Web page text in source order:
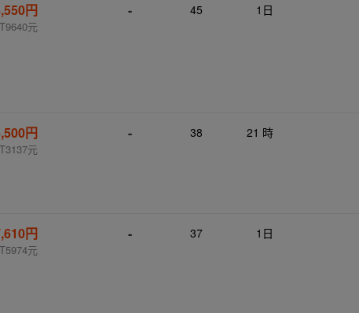
円
元
- 45 1日
円
元
- 38 21 時
円
元
- 37 1日